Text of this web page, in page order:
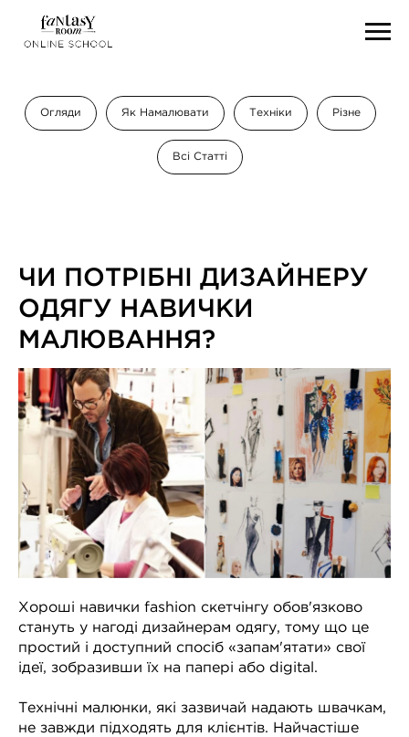
Огляди Як Намалювати Техніки Різне
Всі Статті
ЧИ ПОТРІБНІ ДИЗАЙНЕРУ
ОДЯГУ НАВИЧКИ
МАЛЮВАННЯ?
Хороші навички fashion скетчінгу обов'язково
стануть у нагоді дизайнерам одягу, тому що це
простий і доступний спосіб «запам'ятати» свої
ідеї, зобразивши їх на папері або digital.
Технічні малюнки, які зазвичай надають швачкам,
не завжди підходять для клієнтів. Найчастіше